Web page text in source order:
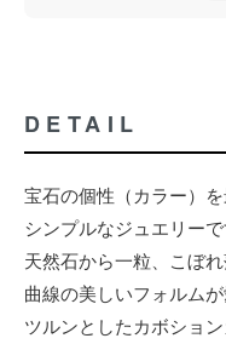
DETAIL
宝石の個性（カラー）
シンプルなジュエリーで
天然石から一粒、こぼれ
曲線の美しいフォルムが
ツルンとしたカボショ